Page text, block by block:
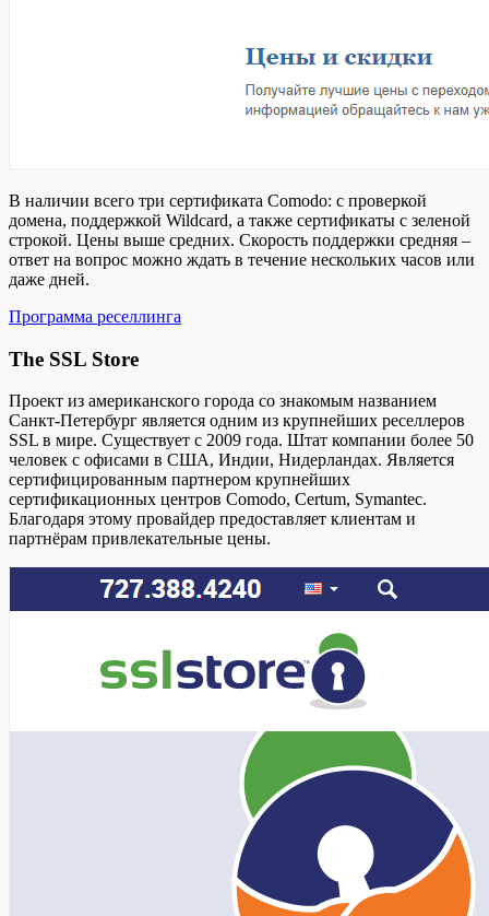
В наличии всего три сертификата Comodo: с проверкой
домена, поддержкой Wildcard, а также сертификаты с зеленой
строкой. Цены выше средних. Скорость поддержки средняя –
ответ на вопрос можно ждать в течение нескольких часов или
даже дней.
Программа реселлинга
The SSL Store
Проект из американского города со знакомым названием
Санкт-Петербург является одним из крупнейших реселлеров
SSL в мире. Существует с 2009 года. Штат компании более 50
человек с офисами в США, Индии, Нидерландах. Является
сертифицированным партнером крупнейших
сертификационных центров Comodo, Certum, Symantec.
Благодаря этому провайдер предоставляет клиентам и
партнёрам привлекательные цены.